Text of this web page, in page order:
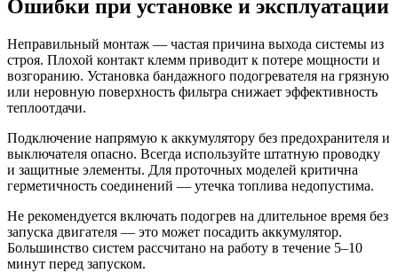
Ошибки при установке и эксплуатации
Неправильный монтаж — частая причина выхода системы из
строя. Плохой контакт клемм приводит к потере мощности и
возгоранию. Установка бандажного подогревателя на грязную
или неровную поверхность фильтра снижает эффективность
теплоотдачи.
Подключение напрямую к аккумулятору без предохранителя и
выключателя опасно. Всегда используйте штатную проводку
и защитные элементы. Для проточных моделей критична
герметичность соединений — утечка топлива недопустима.
Не рекомендуется включать подогрев на длительное время без
запуска двигателя — это может посадить аккумулятор.
Большинство систем рассчитано на работу в течение 5–10
минут перед запуском.